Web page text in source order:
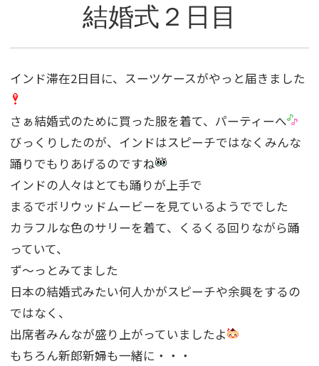
結婚式２日目
インド滞在2日目に、スーツケースがやっと届きました
さぁ結婚式のために買った服を着て、パーティーへ
びっくりしたのが、インドはスピーチではなくみんな
踊りでもりあげるのですね
インドの人々はとても踊りが上手で
まるでボリウッドムービーを見ているようででした
カラフルな色のサリーを着て、くるくる回りながら踊
っていて、
ず〜っとみてました
日本の結婚式みたい何人かがスピーチや余興をするの
ではなく、
出席者みんなが盛り上がっていましたよ
もちろん新郎新婦も一緒に・・・